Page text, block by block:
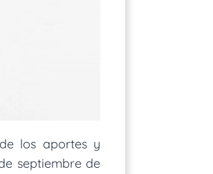
los aportes y
septiembre de